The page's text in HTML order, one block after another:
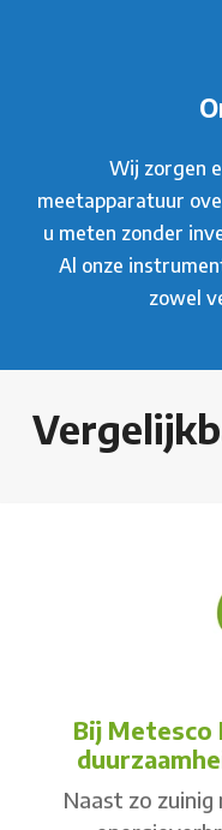
Wij zorgen
meetapparatuur
u meten zonder
Al onze
zowel
Bij Metesco
Naast zo